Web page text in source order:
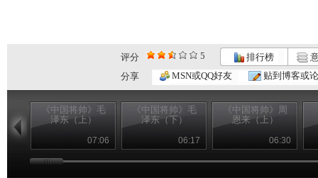
评分 5 排行榜
分享
MSN或QQ好友 贴到博客或
《中国将帅》毛
泽东（上）
07:06
《中国将帅》毛
泽东（下）
06:17
《中国将帅》周
恩来（上）
06:30